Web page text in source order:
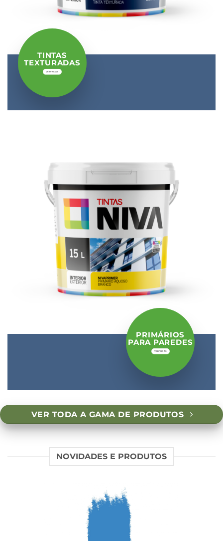
TINTAS
TEXTURADAS
VER TODAS
PRIMÁRIOS
PARA PAREDES
VER TODAS
VER TODA A GAMA DE PRODUTOS
NOVIDADES E PRODUTOS